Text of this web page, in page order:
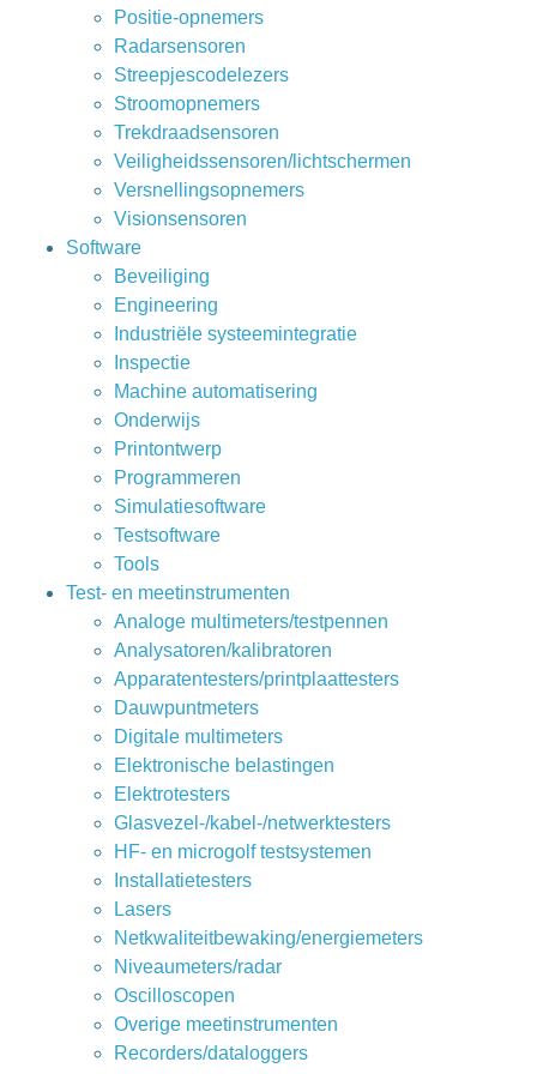
Positie-opnemers
Radarsensoren
Streepjescodelezers
Stroomopnemers
Trekdraadsensoren
Veiligheidssensoren/lichtschermen
Versnellingsopnemers
Visionsensoren
Software
Beveiliging
Engineering
Industriële systeemintegratie
Inspectie
Machine automatisering
Onderwijs
Printontwerp
Programmeren
Simulatiesoftware
Testsoftware
Tools
Test- en meetinstrumenten
Analoge multimeters/testpennen
Analysatoren/kalibratoren
Apparatentesters/printplaattesters
Dauwpuntmeters
Digitale multimeters
Elektronische belastingen
Elektrotesters
Glasvezel-/kabel-/netwerktesters
HF- en microgolf testsystemen
Installatietesters
Lasers
Netkwaliteitbewaking/energiemeters
Niveaumeters/radar
Oscilloscopen
Overige meetinstrumenten
Recorders/dataloggers